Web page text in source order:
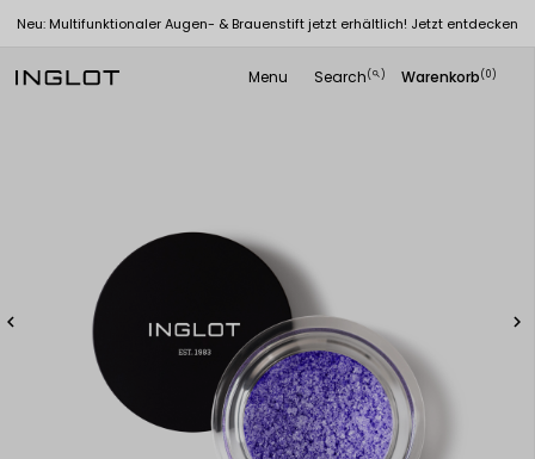
Neu: Multifunktionaler Augen- & Brauenstift jetzt erhältlich! Jetzt entdecken
Menu Search(
search ) Warenkorb(0)
 